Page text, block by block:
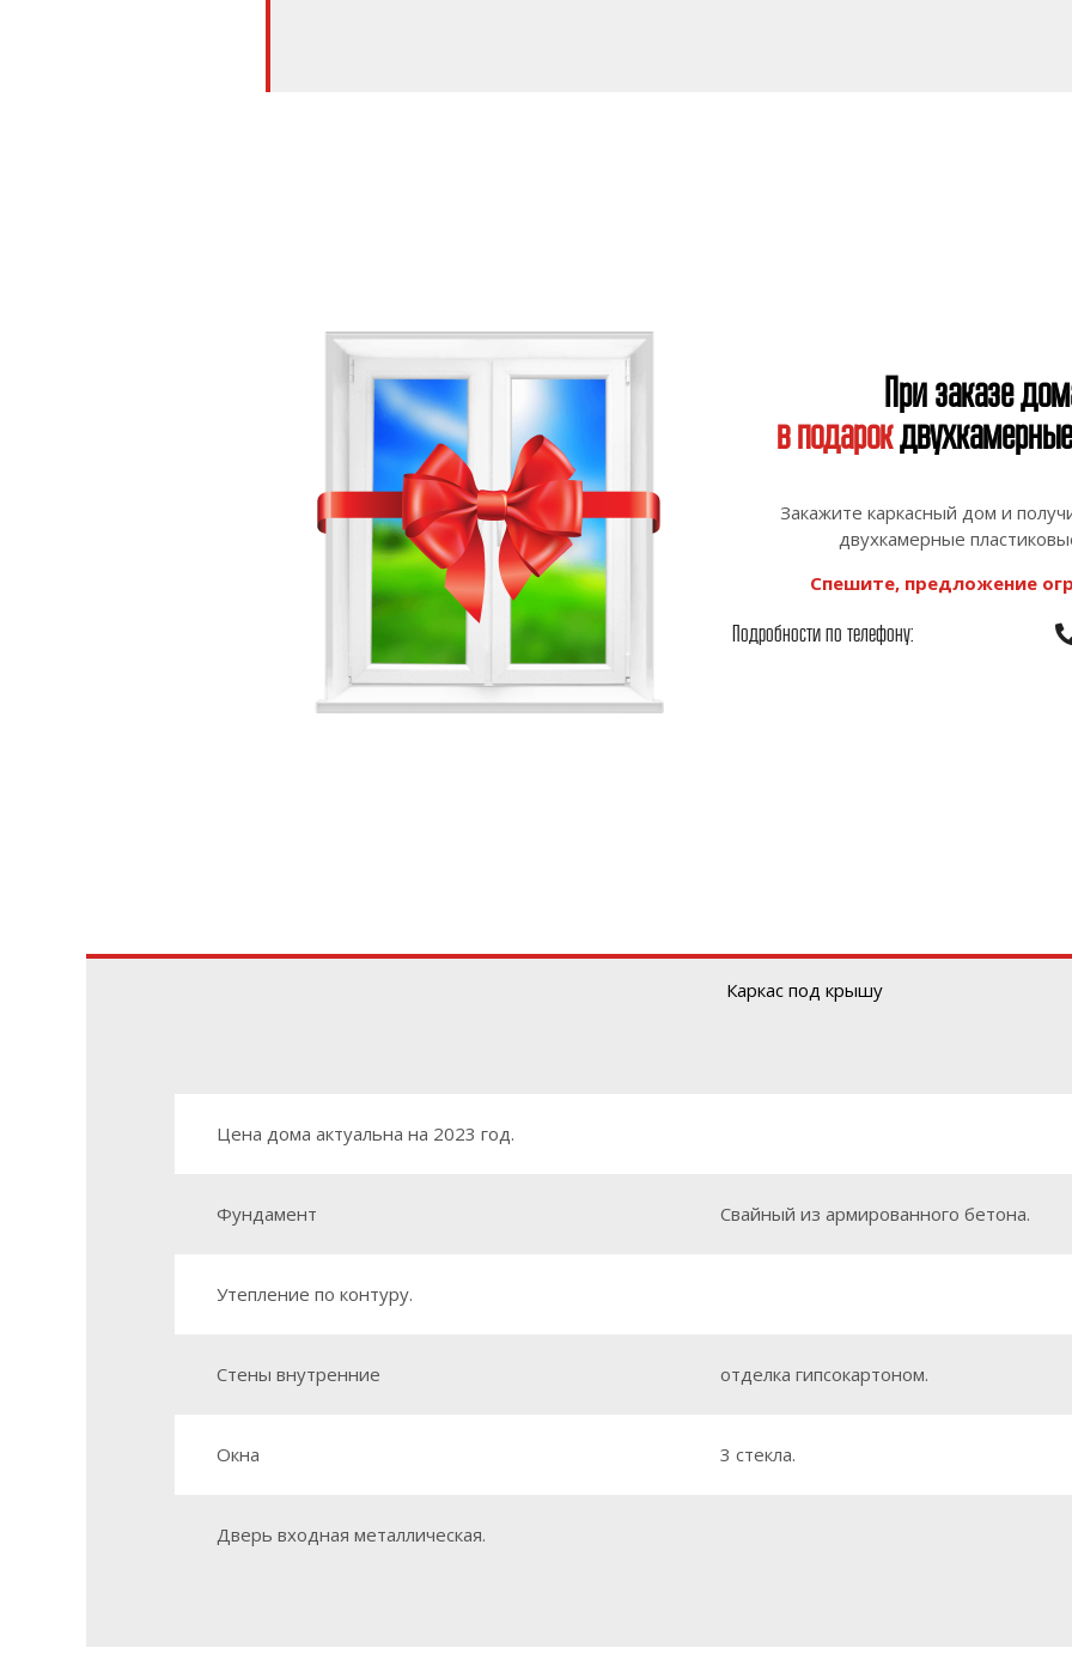
При заказе
в подарок
Закажите каркасный дом и
двухкамерные
Спешите, предложение
Подробности по телефону:
Каркас под крышу
Цена дома актуальна на 2023 год.
Фундамент Свайный из армированного бетона.
Утепление по контуру.
Стены внутренние отделка гипсокартоном.
Окна 3 стекла.
Дверь входная металлическая.